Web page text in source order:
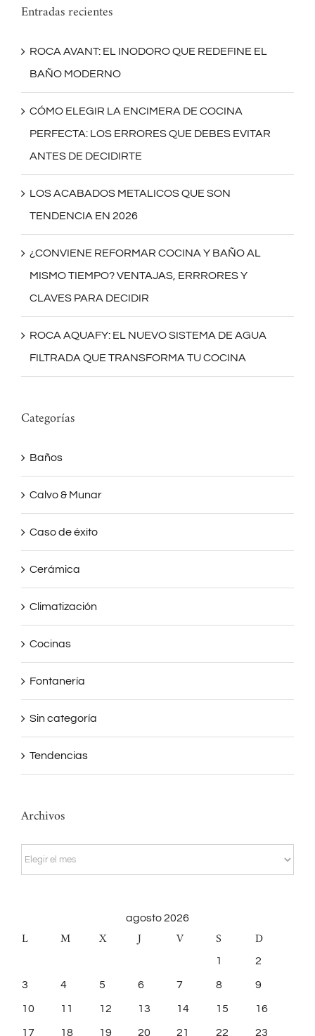
Entradas recientes
ROCA AVANT: EL INODORO QUE REDEFINE EL
BAÑO MODERNO
CÓMO ELEGIR LA ENCIMERA DE COCINA
PERFECTA: LOS ERRORES QUE DEBES EVITAR
ANTES DE DECIDIRTE
LOS ACABADOS METALICOS QUE SON
TENDENCIA EN 2026
¿CONVIENE REFORMAR COCINA Y BAÑO AL
MISMO TIEMPO? VENTAJAS, ERRRORES Y
CLAVES PARA DECIDIR
ROCA AQUAFY: EL NUEVO SISTEMA DE AGUA
FILTRADA QUE TRANSFORMA TU COCINA
Categorías
Baños
Calvo & Munar
Caso de éxito
Cerámica
Climatización
Cocinas
Fontanería
Sin categoría
Tendencias
Archivos
Archivos
agosto 2026
L M X J V S D
1 2
3 4 5 6 7 8 9
10 11 12 13 14 15 16
17 18 19 20 21 22 23